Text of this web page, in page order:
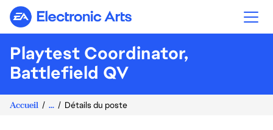
Electronic Arts
Playtest Coordinator,
Battlefield QV
Accueil ... Détails du poste